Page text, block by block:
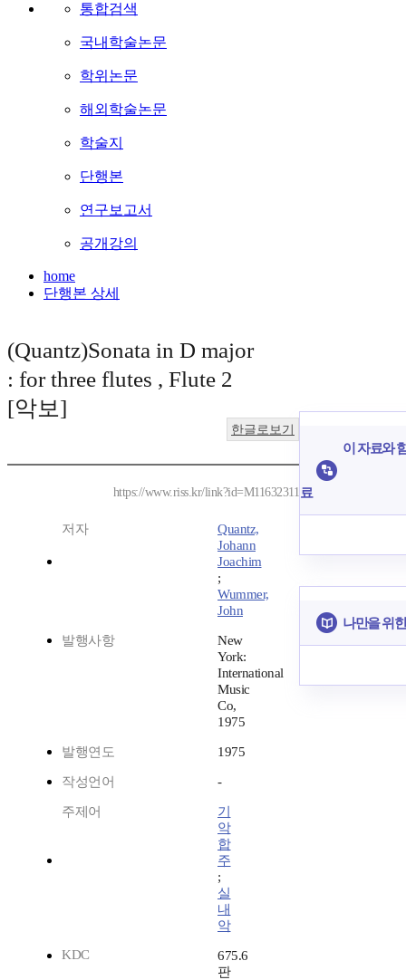
통합검색
국내학술논문
학위논문
해외학술논문
학술지
단행본
연구보고서
공개강의
home
단행본 상세
(Quantz)Sonata in D major
: for three flutes , Flute 2
[악보]
한글로보기
https://www.riss.kr/link?id=M11632311
저자
Quantz,
Johann
Joachim
;
Wummer,
John
발행사항
New
York:
International
Music
Co,
1975
발행연도 1975
작성언어 -
주제어
기
악
합
주
;
실
내
악
KDC
675.6
판
이 자료와
료
나만을 위